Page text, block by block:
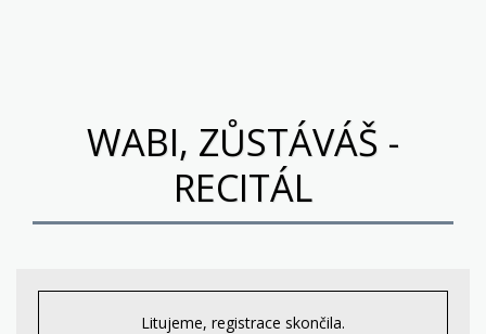
WABI, ZŮSTÁVÁŠ -
RECITÁL
Litujeme, registrace skončila.